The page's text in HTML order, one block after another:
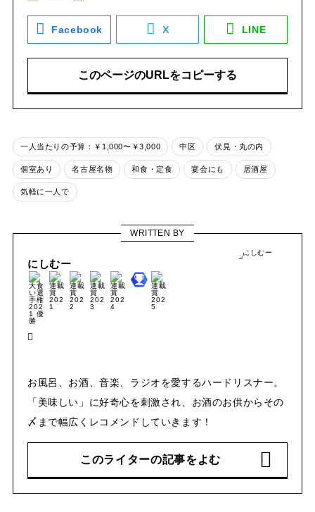
Facebook X LINE
このページのURLをコピーする
一人当たりの予算：￥1,000〜￥3,000 中区 伏見・丸の内
個室あり 名古屋名物 和食・定食 宴会にも 居酒屋
気軽に一人で
WRITTEN BY
にしむー
お風呂、お酒、音楽、ラジオを愛するハードリスナー。
「美味しい」に好奇心を刺激され、お酒のお供からその
〆まで幅広くレコメンドしていきます！
このライターの記事をよむ